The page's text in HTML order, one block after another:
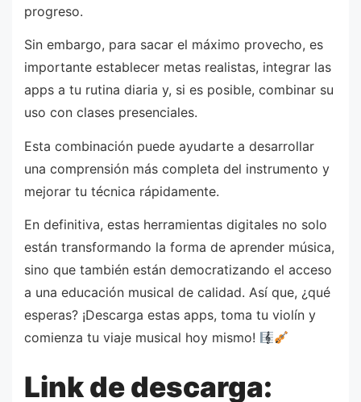
progreso.
Sin embargo, para sacar el máximo provecho, es
importante establecer metas realistas, integrar las
apps a tu rutina diaria y, si es posible, combinar su
uso con clases presenciales.
Esta combinación puede ayudarte a desarrollar
una comprensión más completa del instrumento y
mejorar tu técnica rápidamente.
En definitiva, estas herramientas digitales no solo
están transformando la forma de aprender música,
sino que también están democratizando el acceso
a una educación musical de calidad. Así que, ¿qué
esperas? ¡Descarga estas apps, toma tu violín y
comienza tu viaje musical hoy mismo!
Link de descarga: